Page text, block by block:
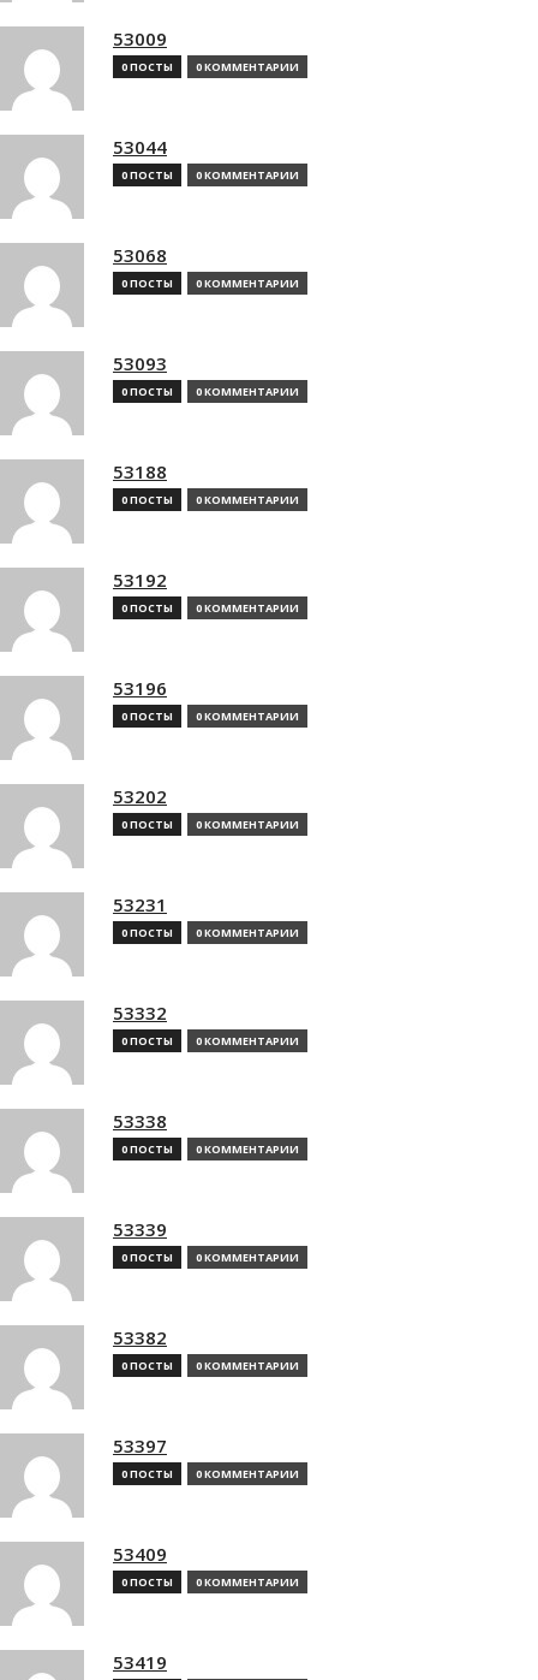
53009
0 ПОСТЫ 0 КОММЕНТАРИИ
53044
0 ПОСТЫ 0 КОММЕНТАРИИ
53068
0 ПОСТЫ 0 КОММЕНТАРИИ
53093
0 ПОСТЫ 0 КОММЕНТАРИИ
53188
0 ПОСТЫ 0 КОММЕНТАРИИ
53192
0 ПОСТЫ 0 КОММЕНТАРИИ
53196
0 ПОСТЫ 0 КОММЕНТАРИИ
53202
0 ПОСТЫ 0 КОММЕНТАРИИ
53231
0 ПОСТЫ 0 КОММЕНТАРИИ
53332
0 ПОСТЫ 0 КОММЕНТАРИИ
53338
0 ПОСТЫ 0 КОММЕНТАРИИ
53339
0 ПОСТЫ 0 КОММЕНТАРИИ
53382
0 ПОСТЫ 0 КОММЕНТАРИИ
53397
0 ПОСТЫ 0 КОММЕНТАРИИ
53409
0 ПОСТЫ 0 КОММЕНТАРИИ
53419